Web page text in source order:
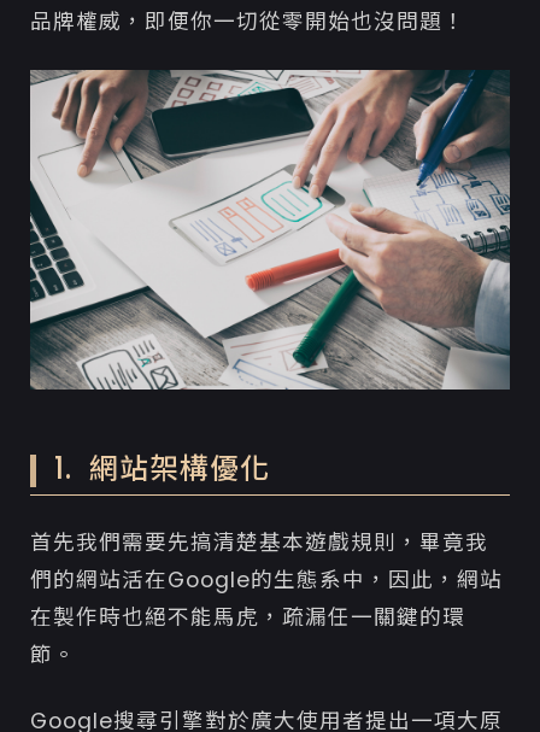
品牌權威，即便你一切從零開始也沒問題！
1. 網站架構優化
首先我們需要先搞清楚基本遊戲規則，畢竟我
們的網站活在Google的生態系中，因此，網站
在製作時也絕不能馬虎，疏漏任一關鍵的環
節。
Google搜尋引擎對於廣大使用者提出一項大原